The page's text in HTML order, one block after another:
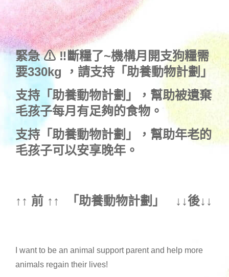
緊急 ⚠ ‼斷糧了~機構月開支狗糧需
要330kg ， 請支持「助養動物計劃」
支持 「助養動物計劃」
，幫助被遺棄
毛孩子每月有足夠的食物。
支持「助養動物計劃」
，幫助年老的
毛孩子可以安享晚年。
↑↑ 前 ↑↑ 「助養動物計劃 」 ↓↓後↓↓
I want to be an animal support parent and help more
animals regain their lives!